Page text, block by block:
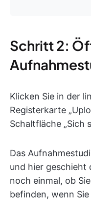
Schritt 2:
Klicken Sie in der
Registerkarte
Schaltfläche „Sich
Das
und hier geschieht
noch einmal, ob
befinden, wenn